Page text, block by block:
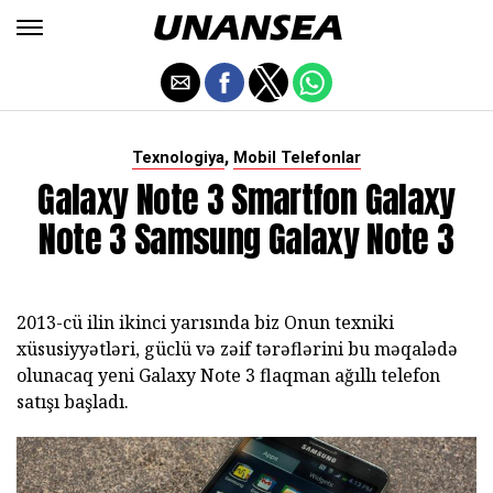
Texnologiya, Mobil Telefonlar
Galaxy Note 3 Smartfon Galaxy
Note 3 Samsung Galaxy Note 3
2013-cü ilin ikinci yarısında biz Onun texniki
xüsusiyyətləri, güclü və zəif tərəflərini bu məqalədə
olunacaq yeni Galaxy Note 3 flaqman ağıllı telefon
satışı başladı.